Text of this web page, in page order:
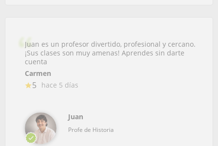
Juan es un profesor divertido, profesional y cercano.
¡Sus clases son muy amenas! Aprendes sin darte
cuenta
Carmen
5 hace 5 días
Juan
Profe de Historia